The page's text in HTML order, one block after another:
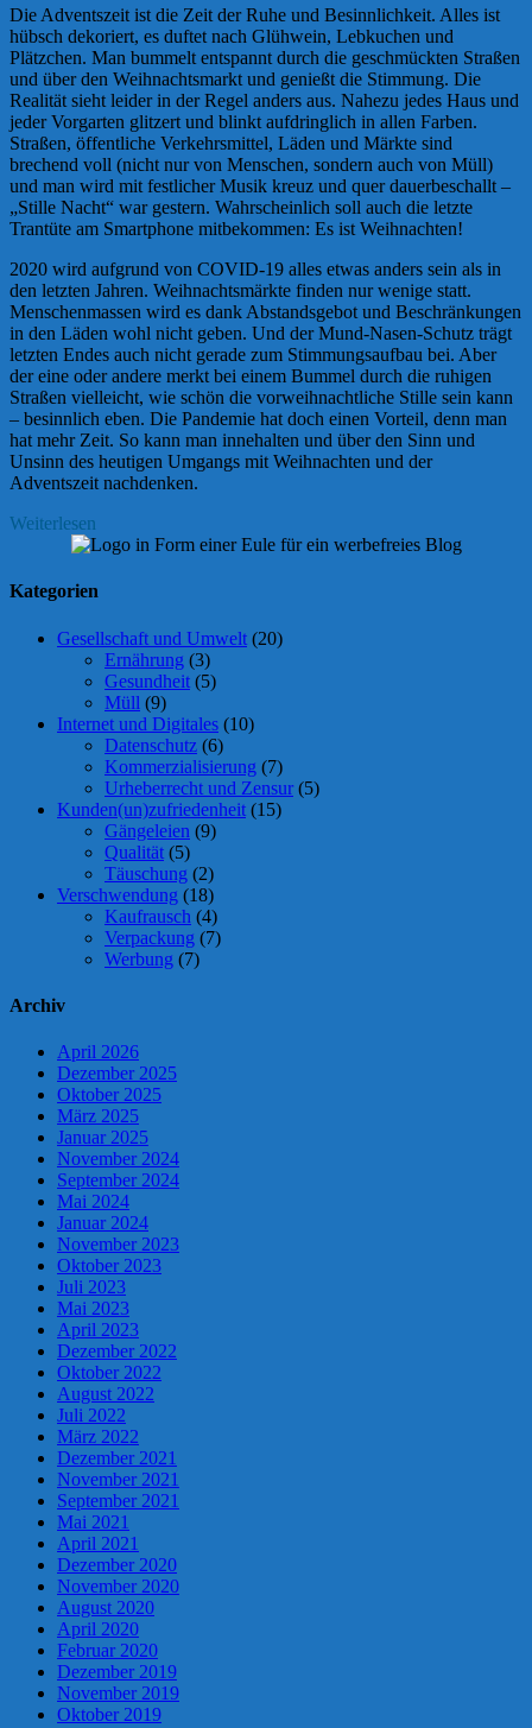
Die Adventszeit ist die Zeit der Ruhe und Besinnlichkeit. Alles ist
hübsch dekoriert, es duftet nach Glühwein, Lebkuchen und
Plätzchen. Man bummelt entspannt durch die geschmückten Straßen
und über den Weihnachtsmarkt und genießt die Stimmung. Die
Realität sieht leider in der Regel anders aus. Nahezu jedes Haus und
jeder Vorgarten glitzert und blinkt aufdringlich in allen Farben.
Straßen, öffentliche Verkehrsmittel, Läden und Märkte sind
brechend voll (nicht nur von Menschen, sondern auch von Müll)
und man wird mit festlicher Musik kreuz und quer dauerbeschallt –
„Stille Nacht“ war gestern. Wahrscheinlich soll auch die letzte
Trantüte am Smartphone mitbekommen: Es ist Weihnachten!
2020 wird aufgrund von COVID-19 alles etwas anders sein als in
den letzten Jahren. Weihnachtsmärkte finden nur wenige statt.
Menschenmassen wird es dank Abstandsgebot und Beschränkungen
in den Läden wohl nicht geben. Und der Mund-Nasen-Schutz trägt
letzten Endes auch nicht gerade zum Stimmungsaufbau bei. Aber
der eine oder andere merkt bei einem Bummel durch die ruhigen
Straßen vielleicht, wie schön die vorweihnachtliche Stille sein kann
– besinnlich eben. Die Pandemie hat doch einen Vorteil, denn man
hat mehr Zeit. So kann man innehalten und über den Sinn und
Unsinn des heutigen Umgangs mit Weihnachten und der
Adventszeit nachdenken.
Weiterlesen
Kategorien
Gesellschaft und Umwelt (20)
Ernährung (3)
Gesundheit (5)
Müll (9)
Internet und Digitales (10)
Datenschutz (6)
Kommerzialisierung (7)
Urheberrecht und Zensur (5)
Kunden(un)zufriedenheit (15)
Gängeleien (9)
Qualität (5)
Täuschung (2)
Verschwendung (18)
Kaufrausch (4)
Verpackung (7)
Werbung (7)
Archiv
April 2026
Dezember 2025
Oktober 2025
März 2025
Januar 2025
November 2024
September 2024
Mai 2024
Januar 2024
November 2023
Oktober 2023
Juli 2023
Mai 2023
April 2023
Dezember 2022
Oktober 2022
August 2022
Juli 2022
März 2022
Dezember 2021
November 2021
September 2021
Mai 2021
April 2021
Dezember 2020
November 2020
August 2020
April 2020
Februar 2020
Dezember 2019
November 2019
Oktober 2019